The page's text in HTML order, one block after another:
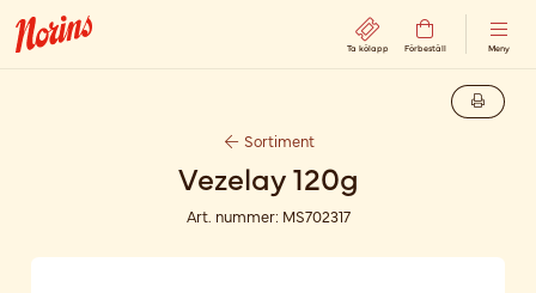
Ta kölapp Förbeställ Meny
Sortiment
Vezelay 120g
Art. nummer: MS702317